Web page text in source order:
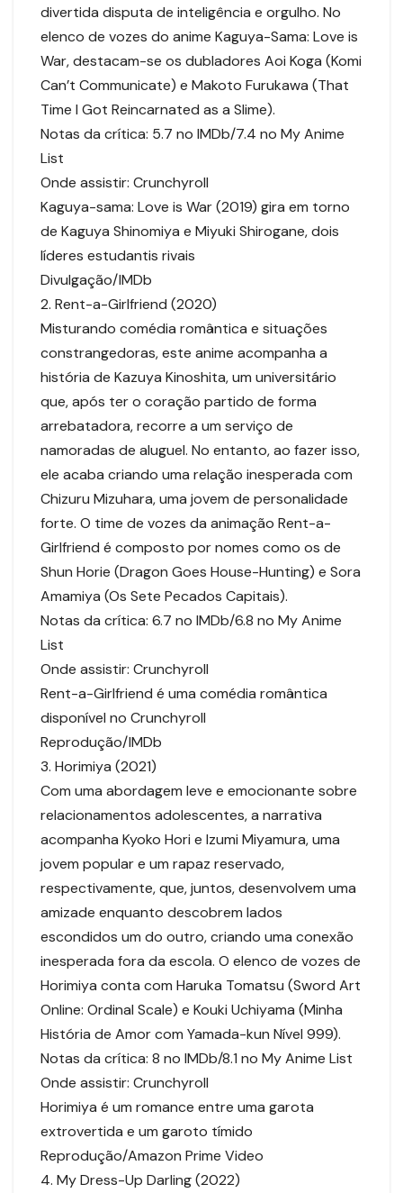
divertida disputa de inteligência e orgulho. No
elenco de vozes do anime Kaguya-Sama: Love is
War, destacam-se os dubladores Aoi Koga (Komi
Can’t Communicate) e Makoto Furukawa (That
Time I Got Reincarnated as a Slime).
Notas da crítica: 5.7 no IMDb/7.4 no My Anime
List
Onde assistir: Crunchyroll
Kaguya-sama: Love is War (2019) gira em torno
de Kaguya Shinomiya e Miyuki Shirogane, dois
líderes estudantis rivais
Divulgação/IMDb
2. Rent-a-Girlfriend (2020)
Misturando comédia romântica e situações
constrangedoras, este anime acompanha a
história de Kazuya Kinoshita, um universitário
que, após ter o coração partido de forma
arrebatadora, recorre a um serviço de
namoradas de aluguel. No entanto, ao fazer isso,
ele acaba criando uma relação inesperada com
Chizuru Mizuhara, uma jovem de personalidade
forte. O time de vozes da animação Rent-a-
Girlfriend é composto por nomes como os de
Shun Horie (Dragon Goes House-Hunting) e Sora
Amamiya (Os Sete Pecados Capitais).
Notas da crítica: 6.7 no IMDb/6.8 no My Anime
List
Onde assistir: Crunchyroll
Rent-a-Girlfriend é uma comédia romântica
disponível no Crunchyroll
Reprodução/IMDb
3. Horimiya (2021)
Com uma abordagem leve e emocionante sobre
relacionamentos adolescentes, a narrativa
acompanha Kyoko Hori e Izumi Miyamura, uma
jovem popular e um rapaz reservado,
respectivamente, que, juntos, desenvolvem uma
amizade enquanto descobrem lados
escondidos um do outro, criando uma conexão
inesperada fora da escola. O elenco de vozes de
Horimiya conta com Haruka Tomatsu (Sword Art
Online: Ordinal Scale) e Kouki Uchiyama (Minha
História de Amor com Yamada-kun Nível 999).
Notas da crítica: 8 no IMDb/8.1 no My Anime List
Onde assistir: Crunchyroll
Horimiya é um romance entre uma garota
extrovertida e um garoto tímido
Reprodução/Amazon Prime Video
4. My Dress-Up Darling (2022)